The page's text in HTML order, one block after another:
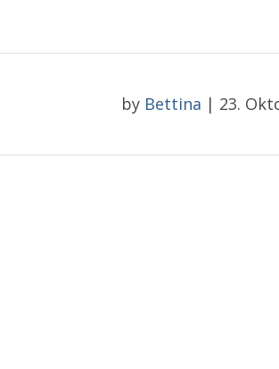
by Bettina | 23.